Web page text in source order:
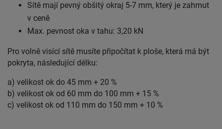
Sítě mají pevný obšitý okraj 5-7 mm, který je zahrnut
v ceně
Max. pevnost oka v tahu: 3,20 kN
Pro volně visící sítě musíte připočítat k ploše, která má být
pokryta, následující délku:
a) velikost ok do 45 mm + 20 %
b) velikost ok od 60 mm do 100 mm + 15 %
c) velikost ok od 110 mm do 150 mm + 10 %